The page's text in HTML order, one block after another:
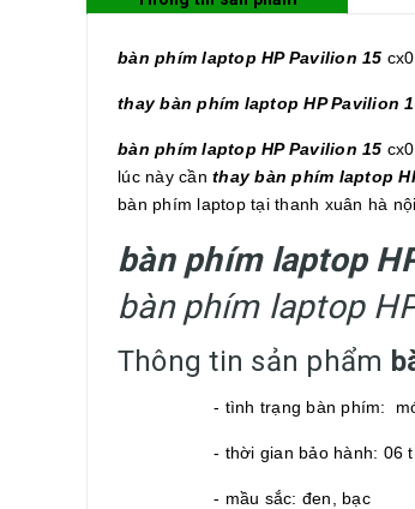
bàn phím laptop HP Pavilion 15
thay bàn phím laptop HP Pavilion
bàn phím laptop HP Pavilion 15
lúc này cần thay bàn phím laptop
bàn phím laptop tại thanh xuân hà nội.
bàn phím laptop
bàn phím laptop
Thông tin sản phẩm
- tình trạng bàn phím:
- thời gian bảo hành: 06
- mầu sắc: đen, bạc